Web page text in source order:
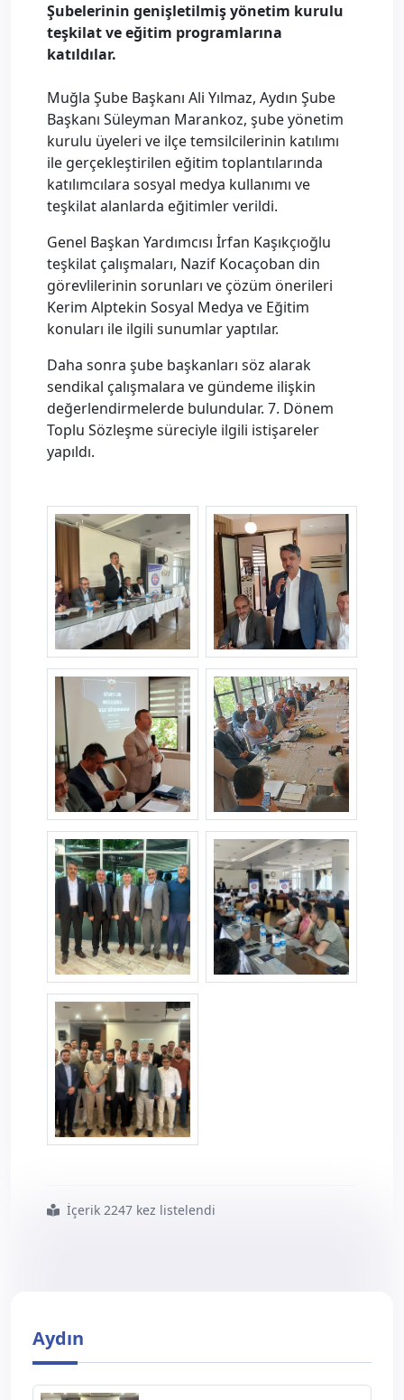
Şubelerinin genişletilmiş yönetim kurulu
teşkilat ve eğitim programlarına
katıldılar.
Muğla Şube Başkanı Ali Yılmaz, Aydın Şube
Başkanı Süleyman Marankoz, şube yönetim
kurulu üyeleri ve ilçe temsilcilerinin katılımı
ile gerçekleştirilen eğitim toplantılarında
katılımcılara sosyal medya kullanımı ve
teşkilat alanlarda eğitimler verildi.
Genel Başkan Yardımcısı İrfan Kaşıkçıoğlu
teşkilat çalışmaları, Nazif Kocaçoban din
görevlilerinin sorunları ve çözüm önerileri
Kerim Alptekin Sosyal Medya ve Eğitim
konuları ile ilgili sunumlar yaptılar.
Daha sonra şube başkanları söz alarak
sendikal çalışmalara ve gündeme ilişkin
değerlendirmelerde bulundular. 7. Dönem
Toplu Sözleşme süreciyle ilgili istişareler
yapıldı.
aydin2.jpg aydin6.jpg
aydin7.jpg aydin8.jpg
aydin9.jpg aydin10.jpg
aydin11.jpg
#muğla
#ve
#aydın
#teşkilat
#eğitim
#toplantıları
#yapıldıİçerik 2247 kez listelendi
Aydın